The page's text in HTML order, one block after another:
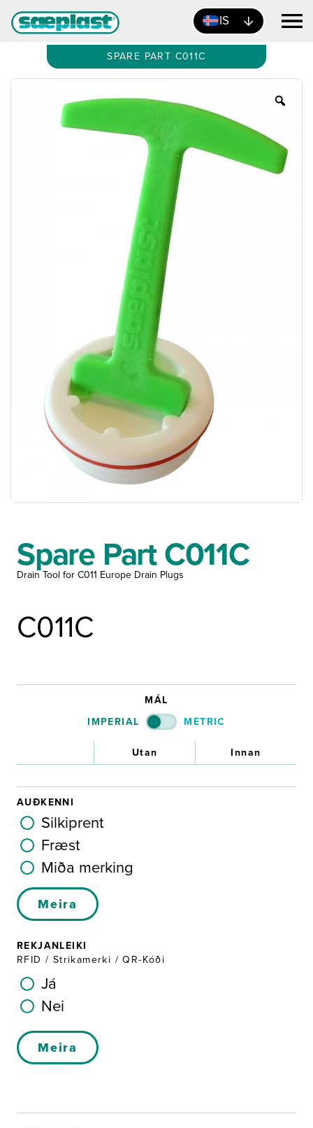
IS
SPARE PART C011C
Spare Part C011C
Drain Tool for C011 Europe Drain Plugs
C011C
MÁL
IMPERIAL
METRIC
Utan Innan
AUÐKENNI
Silkiprent
Fræst
Miða merking
Meira
REKJANLEIKI
RFID / Strikamerki / QR-Kóði
Já
Nei
Meira